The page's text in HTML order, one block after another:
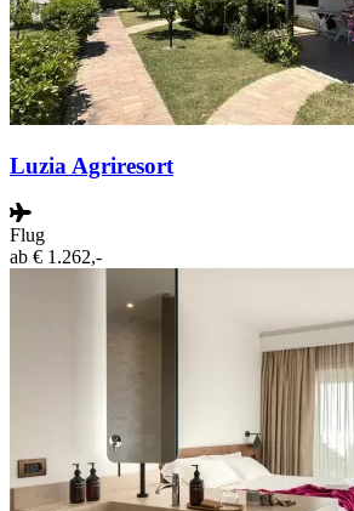
Luzia Agriresort
Flug
ab € 1.262,-